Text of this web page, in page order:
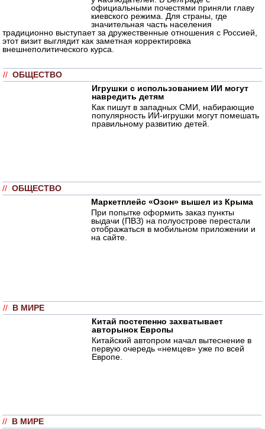
официальными почестями приняли главу
киевского режима. Для страны, где
значительная часть населения
традиционно выступает за дружественные отношения с Россией,
этот визит выглядит как заметная корректировка
внешнеполитического курса.
// ОБЩЕСТВО
Игрушки с использованием ИИ могут
навредить детям
Как пишут в западных СМИ, набирающие
популярность ИИ-игрушки могут помешать
правильному развитию детей.
// ОБЩЕСТВО
Маркетплейс «Озон» вышел из Крыма
При попытке оформить заказ пункты
выдачи (ПВЗ) на полуострове перестали
отображаться в мобильном приложении и
на сайте.
// В МИРЕ
Китай постепенно захватывает
авторынок Европы
Китайский автопром начал вытеснение в
первую очередь «немцев» уже по всей
Европе.
// В МИРЕ